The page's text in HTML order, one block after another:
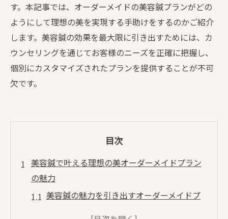
す。本記事では、オーダーメイドの美容鍼プランがどの
ようにして理想の美を実現する手助けをするのかご紹介
します。美容鍼の効果を最大限に引き出すためには、カ
ウンセリングを通じてお客様のニーズを正確に把握し、
個別にカスタマイズされたプランを提供することが不可
欠です。
目次
美容鍼で叶える理想の美オーダーメイドプラン
の魅力
美容鍼の魅力を引き出すオーダーメイドプ